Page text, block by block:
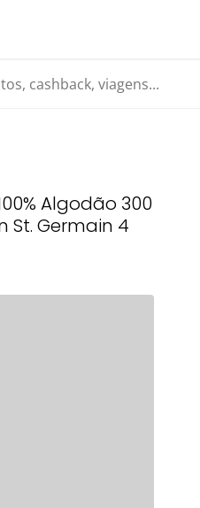
viagens...
Algodão 300
St. Germain 4